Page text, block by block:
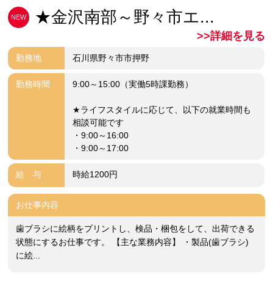
NEW ★金沢南部～野々市エ...
>>詳細を見る
勤務地 石川県野々市市押野
勤務時間 9:00～15:00（実働5時課勤務）
★ライフスタイルに応じて、以下の就業時間も
相談可能です
・9:00～16:00
・9:00～17:00
給 与 時給1200円
お仕事内容
歯ブラシに絵柄をプリントし、検品・梱包をして、出荷できる
状態にするお仕事です。 【主な業務内容】 ・製品(歯ブラシ)
に絵...